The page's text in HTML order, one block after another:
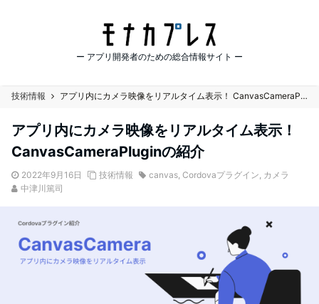
ー アプリ開発者のための総合情報サイト ー
技術情報 アプリ内にカメラ映像をリアルタイム表示！ CanvasCameraPluginの紹介
アプリ内にカメラ映像をリアルタイム表示！
CanvasCameraPluginの紹介
2022年9月16日 技術情報 canvas, Cordovaプラグイン, カメラ
中津川篤司